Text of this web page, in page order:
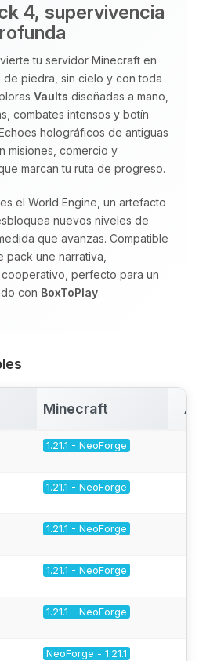
4, supervivencia
tu servidor Minecraft en
piedra, sin cielo y con toda
Vaults diseñadas a mano,
combates intensos y botín
holográficos de antiguas
misiones, comercio y
marcan tu ruta de progreso.
el World Engine, un artefacto
nuevos niveles de
que avanzas. Compatible
pack une narrativa,
perfecto para un
con BoxToPlay.
Minecraft
1.21.1 - NeoForge
1.21.1 - NeoForge
1.21.1 - NeoForge
1.21.1 - NeoForge
1.21.1 - NeoForge
NeoForge - 1.21.1